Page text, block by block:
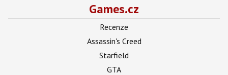
Games.cz
Recenze
Assassin's Creed
Starfield
GTA